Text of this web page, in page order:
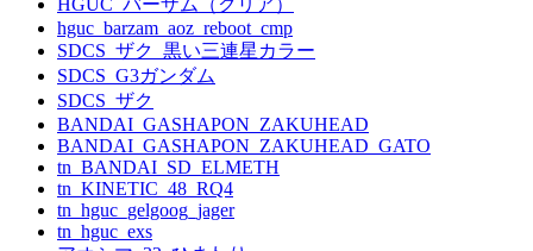
hguc_barzam_aoz_reboot_cmp
SDCS_ザク_黒い三連星カラー
SDCS_G3ガンダム
SDCS_ザク
BANDAI_GASHAPON_ZAKUHEAD
BANDAI_GASHAPON_ZAKUHEAD_GATO
tn_BANDAI_SD_ELMETH
tn_KINETIC_48_RQ4
tn_hguc_gelgoog_jager
tn_hguc_exs